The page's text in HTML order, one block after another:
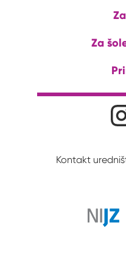
Za
Družabna
Kontakt